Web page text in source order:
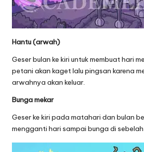
Hantu (arwah)
Geser bulan ke kiri untuk membuat hari
petani akan kaget lalu pingsan karena
arwahnya akan keluar.
Bunga mekar
Geser ke kiri pada matahari dan bulan
mengganti hari sampai bunga di sebelah